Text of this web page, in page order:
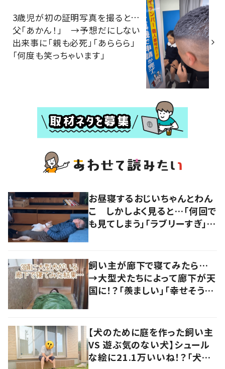
3歳児が初の証明写真を撮ると…
父「あかん！」 →予想だにしない
出来事に「親も必死」「あららら」
「何度も笑っちゃいます」
お昼寝するおじいちゃんとわん
こ しかしよく見ると…「何回で
も見てしまう」「ラブリーすぎ」の
飼い主が廊下で寝てみたら…
→大型犬たちによって廊下が天
国に！？「羨ましい」「幸せそう」
【犬のために庭を作った飼い主
VS 遊ぶ気のない犬】シュール
な絵に21.1万いいね！？「犬の